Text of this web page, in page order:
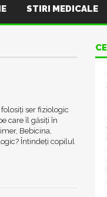
STIRI MEDICALE
ser fiziologic
care îl găsiți în
Bebicina,
Întindeți copilul